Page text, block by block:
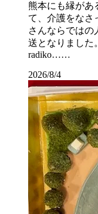
熊本にも縁があ
て、介護をなさ
さんならではの
送となりました
radiko……
2026/8/4